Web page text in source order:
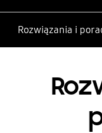
Rozwiązania i